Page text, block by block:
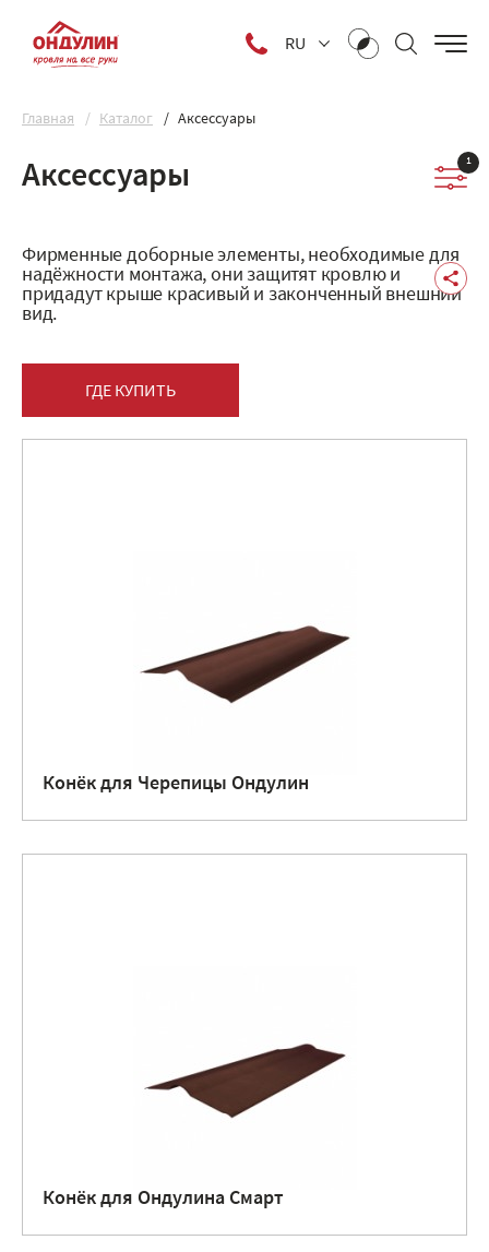
RU
Главная Каталог Аксессуары
Аксессуары 1
Фирменные доборные элементы, необходимые для
надёжности монтажа, они защитят кровлю и
придадут крыше красивый и законченный внешний
вид.
ГДЕ КУПИТЬ
Конёк для Черепицы Ондулин
Конёк для Ондулина Смарт